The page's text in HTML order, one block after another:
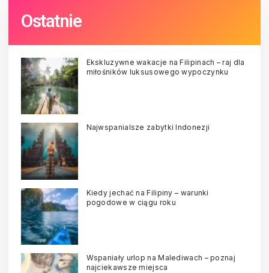
Ostatnie
Ekskluzywne wakacje na Filipinach – raj dla
miłośników luksusowego wypoczynku
Najwspanialsze zabytki Indonezji
Kiedy jechać na Filipiny – warunki
pogodowe w ciągu roku
Wspaniały urlop na Malediwach – poznaj
najciekawsze miejsca